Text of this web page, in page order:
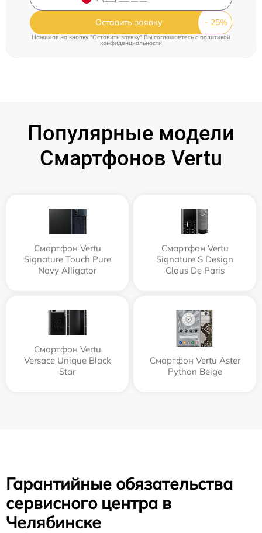
Оставить заявку
Нажимая на кнопку "Оставить заявку" Вы соглашаетесь cполитикой
конфиденциальности
Популярные модели
Смартфонов Vertu
Смартфон Vertu
Signature Touch Pure
Navy Alligator
Смартфон Vertu
Signature S Design
Clous De Paris
Смартфон Vertu
Versace Unique Black
Star
Смартфон Vertu Aster
Python Beige
Гарантийные обязательства
сервисного центра в
Челябинске